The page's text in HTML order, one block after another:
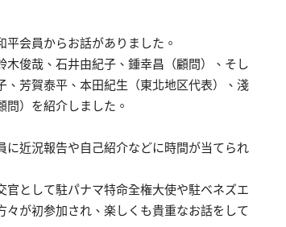
会員からお話がありました。
俊哉、石井由紀子、鍾幸昌（顧問）、そし
芳賀泰平、本田紀生（東北地区代表）、淺
）を紹介しました。
近況報告や自己紹介などに時間が当てられ
として駐パナマ特命全権大使や駐ベネズエ
が初参加され、楽しくも貴重なお話をして